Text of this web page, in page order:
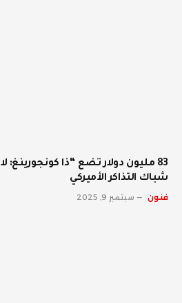
83 مليون دولار تضع “ذا
شباك التذاكر الأميركي
فنون سبتمبر 9, 2025